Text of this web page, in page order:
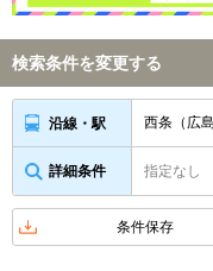
検索条件を変更する
沿線・駅 西条（広
詳細条件 指定なし
条件保存